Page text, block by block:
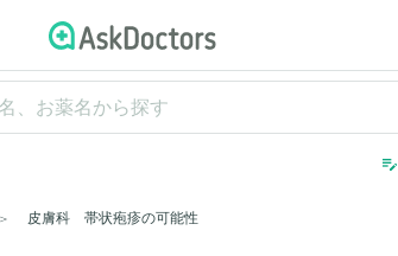
edit_note
皮膚科 帯状疱疹の可能性